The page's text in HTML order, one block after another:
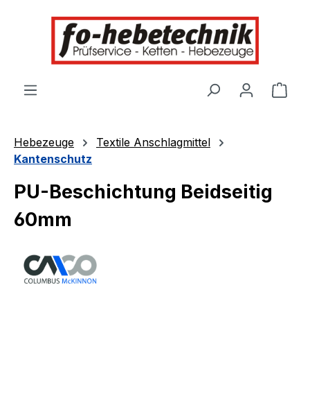
springen
Hebezeuge
Textile Anschlagmittel
Kantenschutz
PU-Beschichtung Beidseitig
60mm